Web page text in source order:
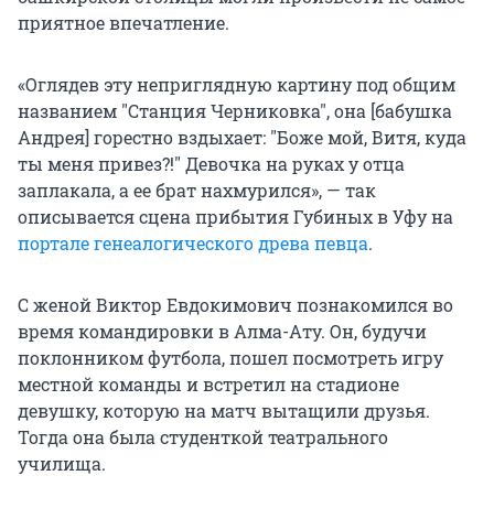
приятное впечатление.
«Оглядев эту неприглядную картину под общим
названием "Станция Черниковка", она [бабушка
Андрея] горестно вздыхает: "Боже мой, Витя, куда
ты меня привез?!" Девочка на руках у отца
заплакала, а ее брат нахмурился», — так
описывается сцена прибытия Губиных в Уфу на
портале генеалогического древа певца.
С женой Виктор Евдокимович познакомился во
время командировки в Алма-Ату. Он, будучи
поклонником футбола, пошел посмотреть игру
местной команды и встретил на стадионе
девушку, которую на матч вытащили друзья.
Тогда она была студенткой театрального
училища.